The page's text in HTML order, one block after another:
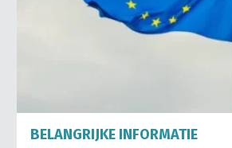
BELANGRIJKE INFORMATIE